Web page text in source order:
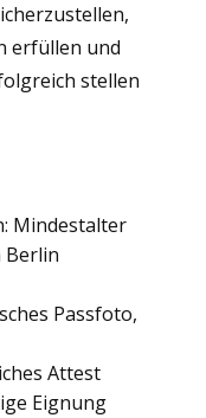
erfüllen und
stellen
Mindestalter
Berlin
Passfoto,
Attest
Eignung